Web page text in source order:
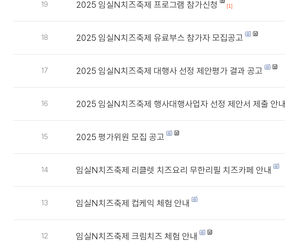
19 2025 임실N치즈축제 프로그램 참가신청 [1]
18 2025 임실N치즈축제 유료부스 참가자 모집공고
17 2025 임실N치즈축제 대행사 선정 제안평가 결과 공고
16 2025 임실N치즈축제 행사대행사업자 선정 제안서 제출 안내
15 2025 평가위원 모집 공고
14 임실N치즈축제 리클렛 치즈요리 무한리필 치즈카페 안내
13 임실N치즈축제 컵케익 체험 안내
12 임실N치즈축제 크림치즈 체험 안내